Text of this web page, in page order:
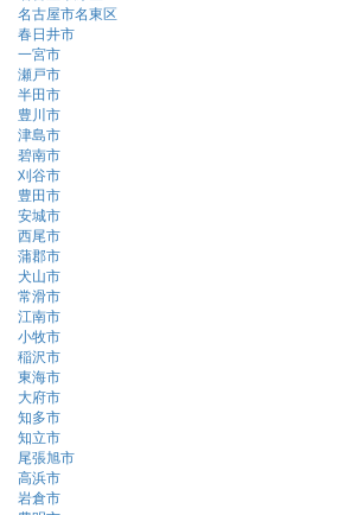
名古屋市名東区
春日井市
一宮市
瀬戸市
半田市
豊川市
津島市
碧南市
刈谷市
豊田市
安城市
西尾市
蒲郡市
犬山市
常滑市
江南市
小牧市
稲沢市
東海市
大府市
知多市
知立市
尾張旭市
高浜市
岩倉市